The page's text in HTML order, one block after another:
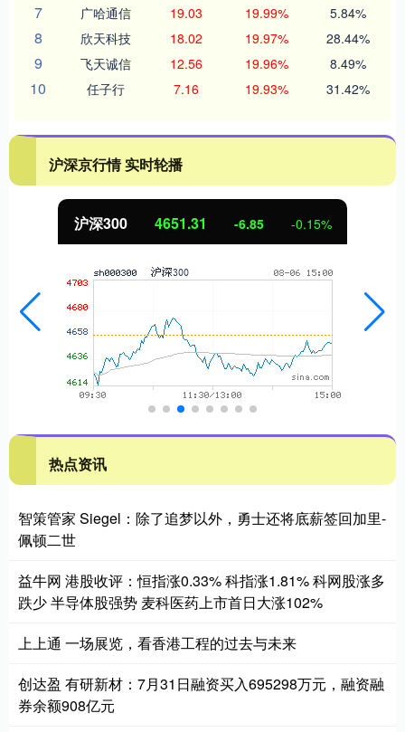
7 广哈通信 19.03 19.99% 5.84%
8 欣天科技 18.02 19.97% 28.44%
9 飞天诚信 12.56 19.96% 8.49%
10 任子行 7.16 19.93% 31.42%
沪深京行情 实时轮播
沪深300 4651.31 -6.85 -0.15%
热点资讯
智策管家 Siegel：除了追梦以外，勇士还将底薪签回加里-
佩顿二世
益牛网 港股收评：恒指涨0.33% 科指涨1.81% 科网股涨多
跌少 半导体股强势 麦科医药上市首日大涨102%
上上通 一场展览，看香港工程的过去与未来
创达盈 有研新材：7月31日融资买入695298万元，融资融
券余额908亿元